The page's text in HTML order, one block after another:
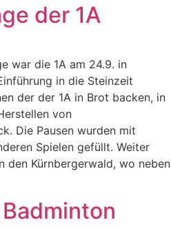
der 1A
war die 1A am 24.9. in
in die Steinzeit
der der 1A in Brot backen, in
von
Die Pausen wurden mit
Spielen gefüllt. Weiter
den Kürnbergerwald, wo neben